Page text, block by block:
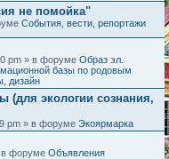
не помойка"
События, вести, репортажи
pm » в форуме Образ эл.
базы по родовым
дизайн
(для экологии сознания,
pm » в форуме Экоярмарка
в форуме Объявления